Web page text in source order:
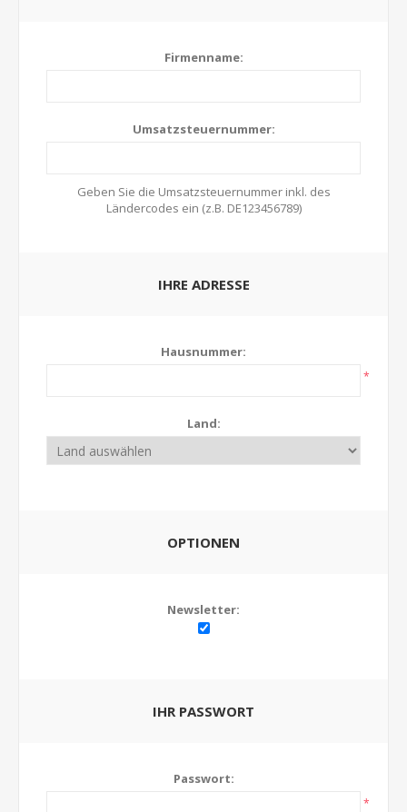
Firmenname:
Umsatzsteuernummer:
Geben Sie die Umsatzsteuernummer inkl. des
Ländercodes ein (z.B. DE123456789)
IHRE ADRESSE
Hausnummer:
*
Land:
OPTIONEN
Newsletter:
IHR PASSWORT
Passwort:
*